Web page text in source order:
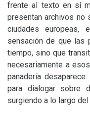
frente al texto en sí
presentan archivos no
ciudades
sensación de que las
tiempo, sino que
necesariamente a
panadería
para dialogar sobre
surgiendo a lo largo